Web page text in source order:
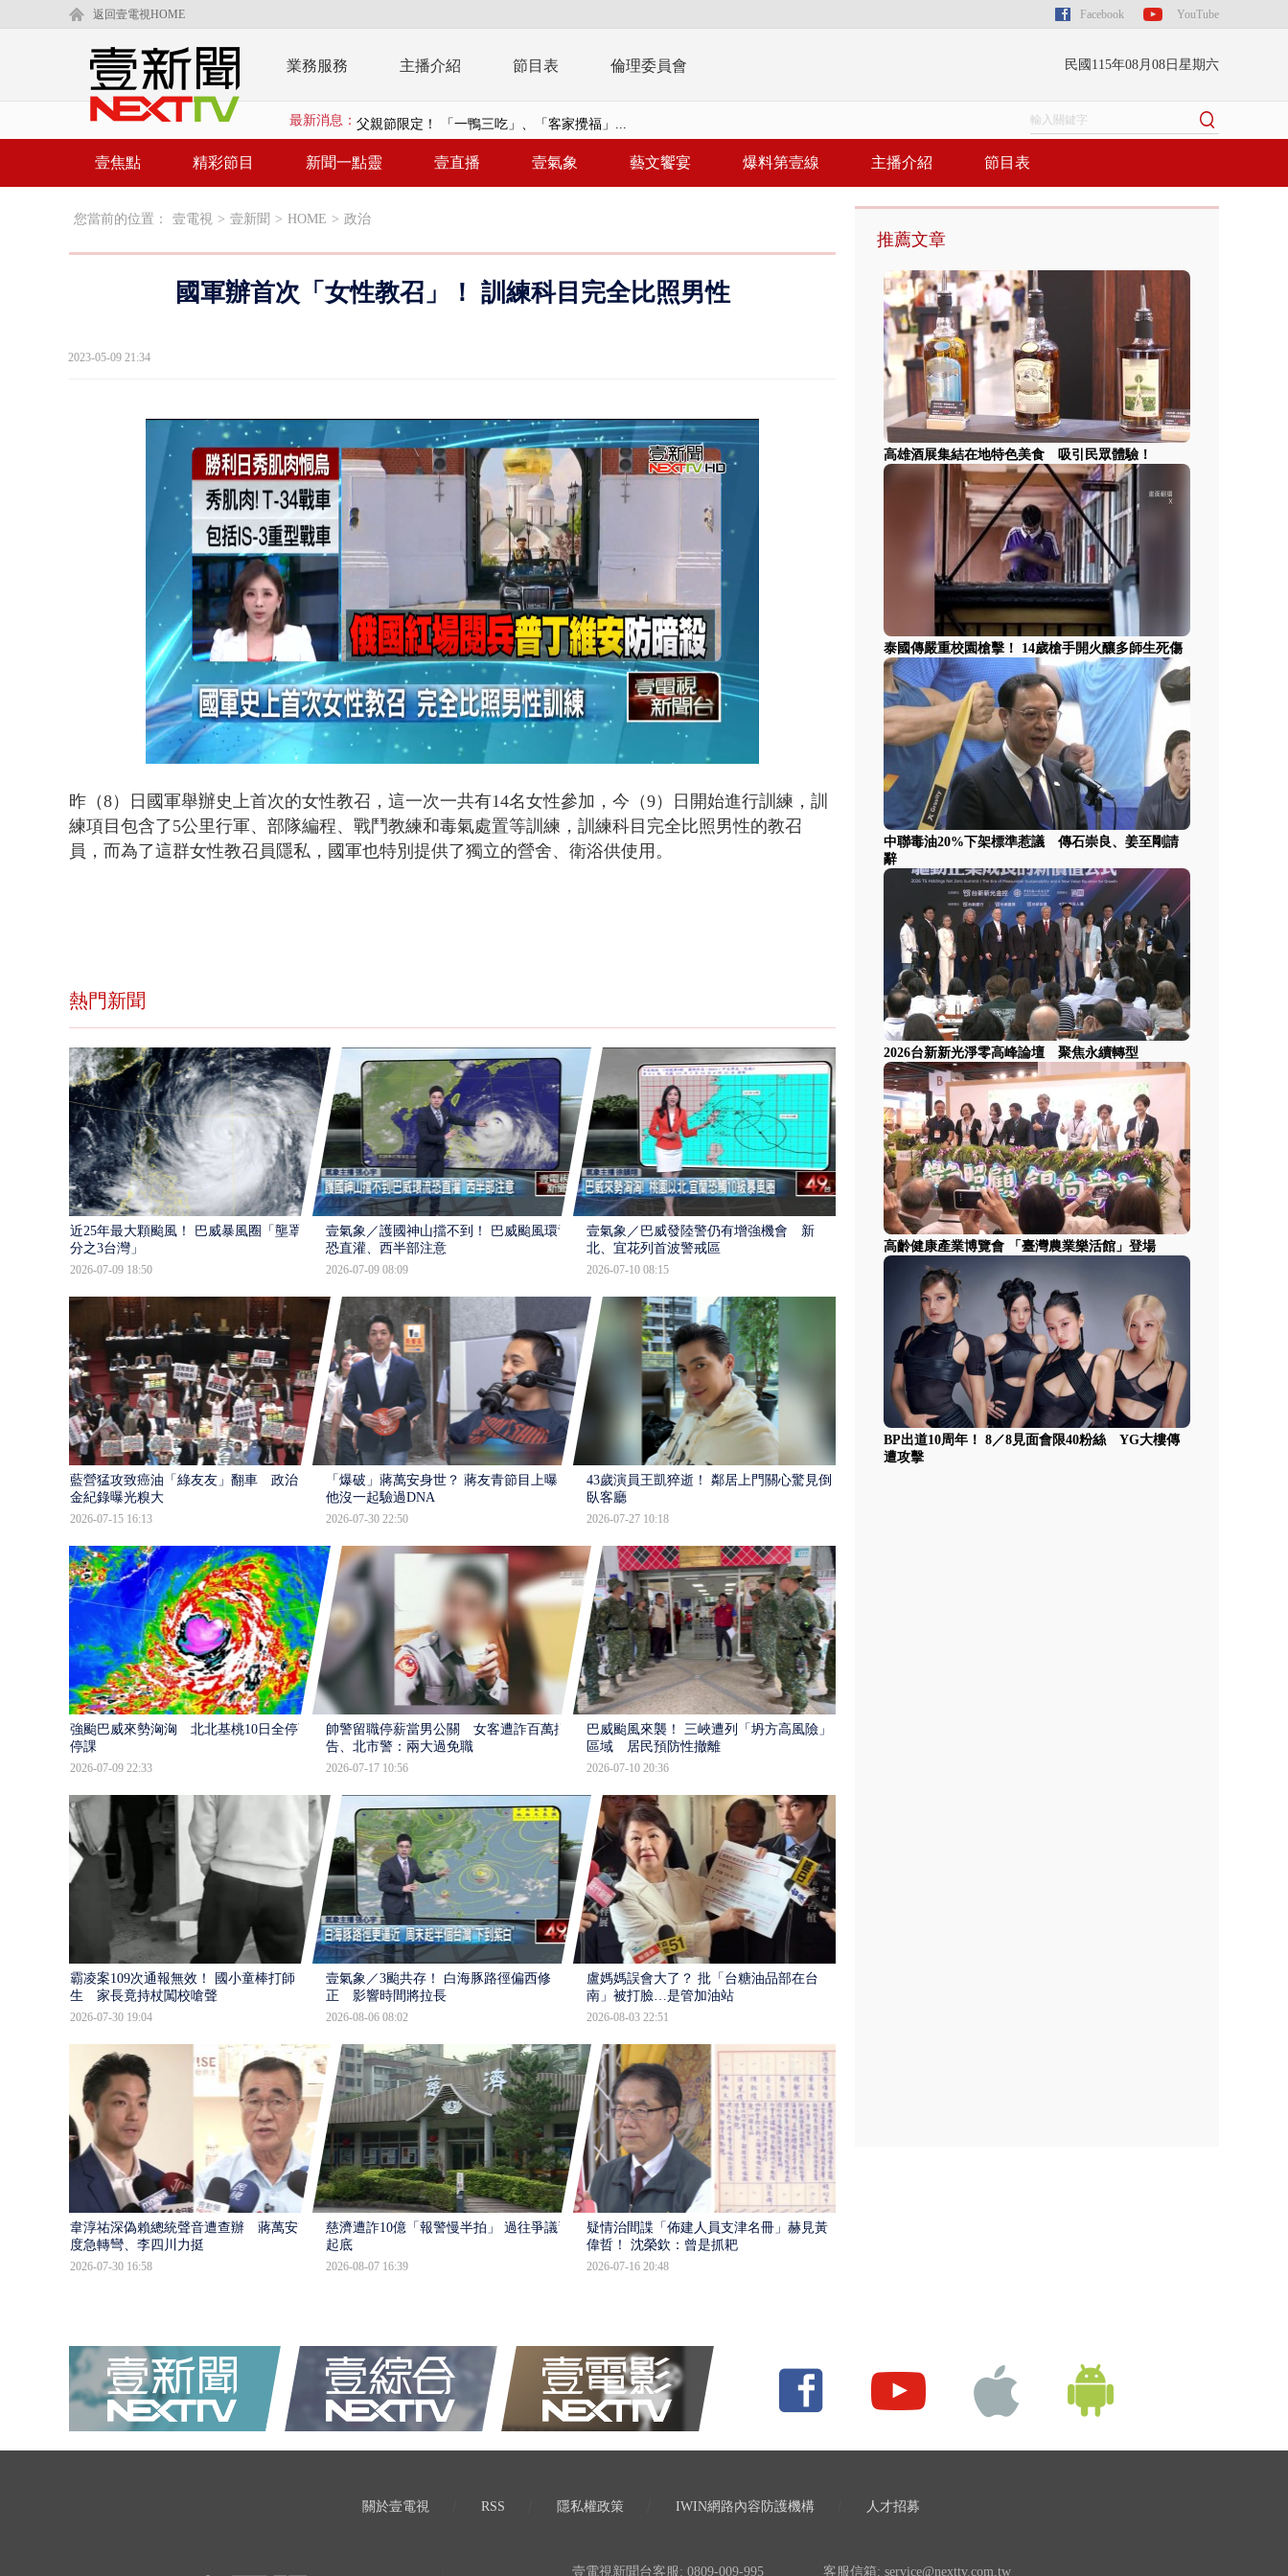
返回壹電視HOME Facebook YouTube
業務服務 主播介紹 節目表 倫理委員會 民國115年08月08日星期六
最新消息： 父親節限定！ 「一鴨三吃」、「客家攪福」...
白海豚海警！ 雨彈將炸台中以北 不排除明...
LaLaport天花板崩落「鷹架倒塌」砸傷嬤 客...
名律狠詐慈濟10億！ 豪宅藏「9千萬鈔票磚、...
壹焦點 精彩節目 新聞一點靈 壹直播 壹氣象 藝文饗宴 爆料第壹線 主播介紹 節目表
您當前的位置： 壹電視 > 壹新聞 > HOME > 政治
國軍辦首次「女性教召」！ 訓練科目完全比照男性
2023-05-09 21:34
Unmute
46.76%
昨（8）日國軍舉辦史上首次的女性教召，這一次一共有14名女性參加，今（9）日開始進行訓練，訓
練項目包含了5公里行軍、部隊編程、戰鬥教練和毒氣處置等訓練，訓練科目完全比照男性的教召
員，而為了這群女性教召員隱私，國軍也特別提供了獨立的營舍、衛浴供使用。
熱門新聞
近25年最大顆颱風！ 巴威暴風圈「壟罩4
分之3台灣」
2026-07-09 18:50
壹氣象／護國神山擋不到！ 巴威颱風環流
恐直灌、西半部注意
2026-07-09 08:09
壹氣象／巴威發陸警仍有增強機會 新
北、宜花列首波警戒區
2026-07-10 08:15
藍營猛攻致癌油「綠友友」翻車 政治獻
金紀錄曝光糗大
2026-07-15 16:13
「爆破」蔣萬安身世？ 蔣友青節目上曝：
他沒一起驗過DNA
2026-07-30 22:50
43歲演員王凱猝逝！ 鄰居上門關心驚見倒
臥客廳
2026-07-27 10:18
強颱巴威來勢洶洶 北北基桃10日全停班
停課
2026-07-09 22:33
帥警留職停薪當男公關 女客遭詐百萬提
告、北市警：兩大過免職
2026-07-17 10:56
巴威颱風來襲！ 三峽遭列「坍方高風險」
區域 居民預防性撤離
2026-07-10 20:36
霸凌案109次通報無效！ 國小童棒打師
生 家長竟持杖闖校嗆聲
2026-07-30 19:04
壹氣象／3颱共存！ 白海豚路徑偏西修
正 影響時間將拉長
2026-08-06 08:02
盧媽媽誤會大了？ 批「台糖油品部在台
南」被打臉…是管加油站
2026-08-03 22:51
韋淳祐深偽賴總統聲音遭查辦 蔣萬安態
度急轉彎、李四川力挺
2026-07-30 16:58
慈濟遭詐10億「報警慢半拍」 過往爭議遭
起底
2026-08-07 16:39
疑情治間諜「佈建人員支津名冊」赫見黃
偉哲！ 沈榮欽：曾是抓耙
2026-07-16 20:48
推薦文章
高雄酒展集結在地特色美食 吸引民眾體驗！
泰國傳嚴重校園槍擊！ 14歲槍手開火釀多師生死傷
中聯毒油20%下架標準惹議 傳石崇良、姜至剛請
辭
2026台新新光淨零高峰論壇 聚焦永續轉型
高齡健康產業博覽會 「臺灣農業樂活館」登場
BP出道10周年！ 8／8見面會限40粉絲 YG大樓傳
遭攻擊
關於壹電視 RSS 隱私權政策 IWIN網路內容防護機構 人才招募
壹電視新聞台客服: 0809-009-995 客服信箱: service@nexttv.com.tw